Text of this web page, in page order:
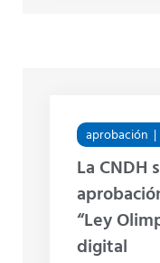
aprobación
La CNDH
“Ley
digital